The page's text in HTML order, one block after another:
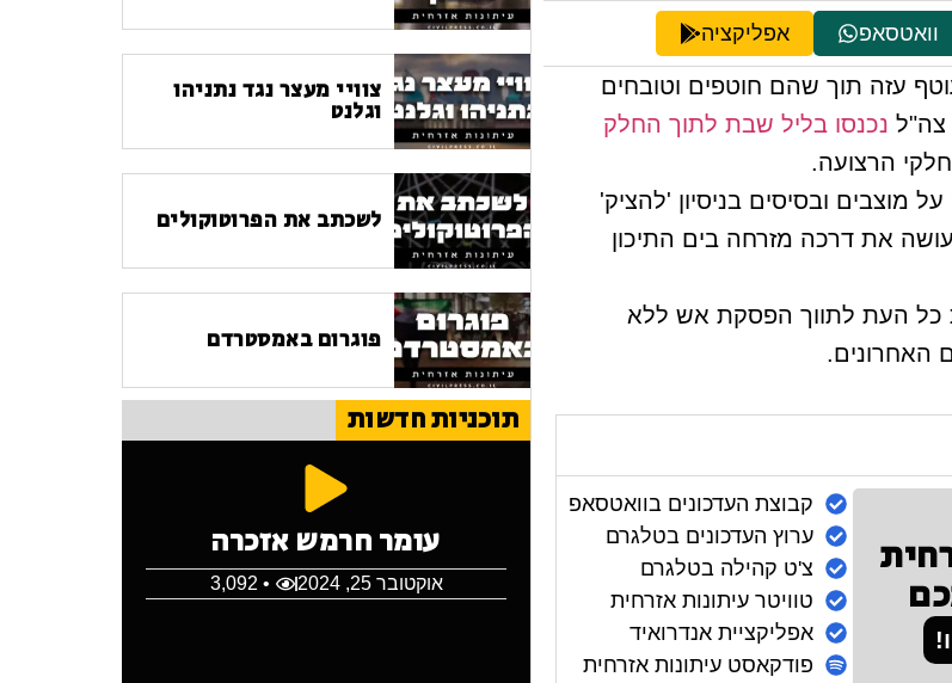
וואטסאפ אפליקציה
עזה תוך שהם חוטפים וטובחים
צה"ל נכנסו בליל שבת לתוך החלק
הרצועה.
מוצבים ובסיסים בניסיון 'להציק'
את דרכה מזרחה בים התיכון
כל העת לתווך הפסקת אש ללא
האחרונים.
קבוצת העדכונים בוואטסאפ
ערוץ העדכונים בטלגרם
צ'ט קהילה בטלגרם
טוויטר עיתונות אזרחית
אפליקציית אנדרואיד
פודקאסט עיתונות אזרחית
צוויי מעצר נגד נתניהו
וגלנט
לשכתב את הפרוטוקולים
פוגרום באמסטרדם
תוכניות חדשות
עומר חרמש אזכרה
אוקטובר 25, 2024 • 3,092